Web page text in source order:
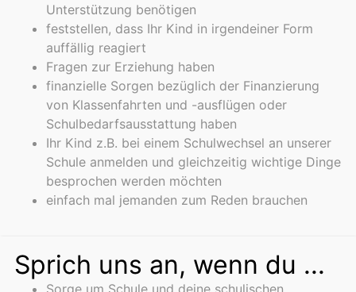
Unterstützung benötigen
feststellen, dass Ihr Kind in irgendeiner Form
auffällig reagiert
Fragen zur Erziehung haben
finanzielle Sorgen bezüglich der Finanzierung
von Klassenfahrten und -ausflügen oder
Schulbedarfsausstattung haben
Ihr Kind z.B. bei einem Schulwechsel an unserer
Schule anmelden und gleichzeitig wichtige Dinge
besprochen werden möchten
einfach mal jemanden zum Reden brauchen
Sprich uns an, wenn du ...